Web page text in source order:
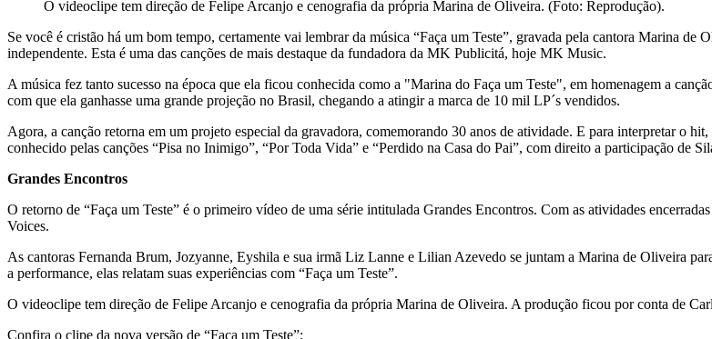
O videoclipe tem direção de Felipe Arcanjo e cenografia da própria Marina de Oliveira. (Foto: Reprodução).
Se você é cristão há um bom tempo, certamente vai lembrar da música “Faça um Teste”, gravada pela cantora Marina
independente. Esta é uma das canções de mais destaque da fundadora da MK Publicitá, hoje MK Music.
A música fez tanto sucesso na época que ela ficou conhecida como a "Marina do Faça um Teste", em homenagem a
com que ela ganhasse uma grande projeção no Brasil, chegando a atingir a marca de 10 mil LP´s vendidos.
Agora, a canção retorna em um projeto especial da gravadora, comemorando 30 anos de atividade. E para interpretar o
conhecido pelas canções “Pisa no Inimigo”, “Por Toda Vida” e “Perdido na Casa do Pai”, com direito a participação de
Grandes Encontros
O retorno de “Faça um Teste” é o primeiro vídeo de uma série intitulada Grandes Encontros. Com as atividades
Voices.
As cantoras Fernanda Brum, Jozyanne, Eyshila e sua irmã Liz Lanne e Lilian Azevedo se juntam a Marina de Oliveira
a performance, elas relatam suas experiências com “Faça um Teste”.
O videoclipe tem direção de Felipe Arcanjo e cenografia da própria Marina de Oliveira. A produção ficou por conta de
Confira o clipe da nova versão de “Faça um Teste”: